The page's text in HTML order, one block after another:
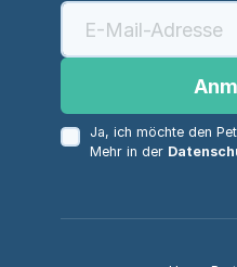
Ja, ich möchte den
Mehr in der